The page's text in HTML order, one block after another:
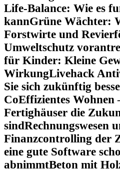
Life-Balance: Wie es
kannGrüne Wächter:
Forstwirte und
Umweltschutz
für Kinder: Kleine
WirkungLivehack
Sie sich zukünftig
CoEffizientes Wohnen
Fertighäuser die
sindRechnungswesen
Finanzcontrolling der
eine gute Software
abnimmtBeton mit